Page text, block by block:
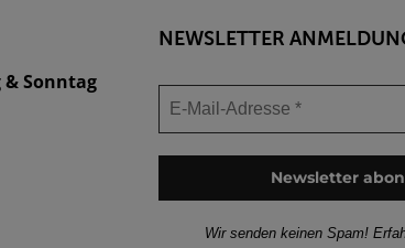
Sonntag
NEWSLETTER
Wir senden keinen Spam!